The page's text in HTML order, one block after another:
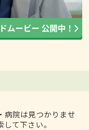
病院は見つかりませ
て下さい。